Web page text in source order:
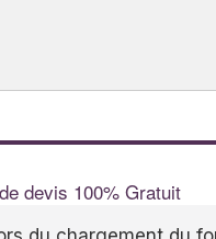
devis 100% Gratuit